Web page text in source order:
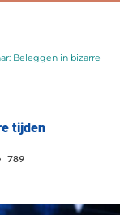
Beleggen in bizarre
tijden
789